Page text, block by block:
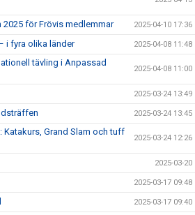
för Frövis medlemmar 2025-04-10 17:36
i fyra olika länder 2025-04-08 11:48
tävling i Anpassad
2025-04-08 11:00
2025-03-24 13:49
2025-03-24 13:45
Grand Slam och tuff
2025-03-24 12:26
2025-03-20
2025-03-17 09:48
2025-03-17 09:40